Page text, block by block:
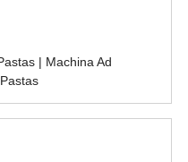
| Machina Ad